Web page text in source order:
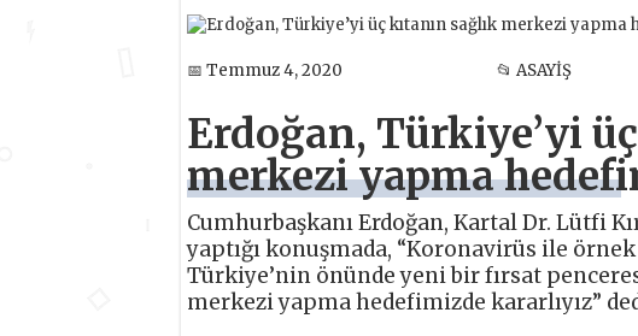
📅 Temmuz 4, 2020 📂 ASAYİŞ
Erdoğan, Türkiye’yi
merkezi yapma
Cumhurbaşkanı Erdoğan, Kartal Dr. Lütfi
yaptığı konuşmada, “Koronavirüs ile
Türkiye’nin önünde yeni bir fırsat
merkezi yapma hedefimizde kararlıyız”